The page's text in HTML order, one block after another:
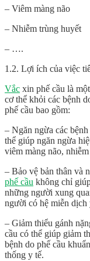
– Viêm màng não
– Nhiễm trùng huyết
– ….
1.2. Lợi ích của việc
Vắc xin phế cầu là
cơ thể khỏi các bệnh
phế cầu bao gồm:
– Ngăn ngừa các
thể giúp ngăn ngừa
viêm màng não,
– Bảo vệ bản thân và
phế cầu không chỉ
những người xung
người có hệ miễn dịch
– Giảm thiểu gánh
cầu có thể giúp giảm
bệnh do phế cầu
thống y tế.